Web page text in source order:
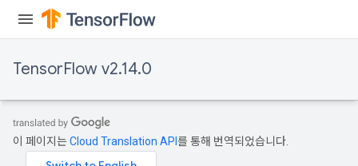
TensorFlow v2.14.0
이 페이지는Cloud Translation API 를 통해 번역되었습니다.